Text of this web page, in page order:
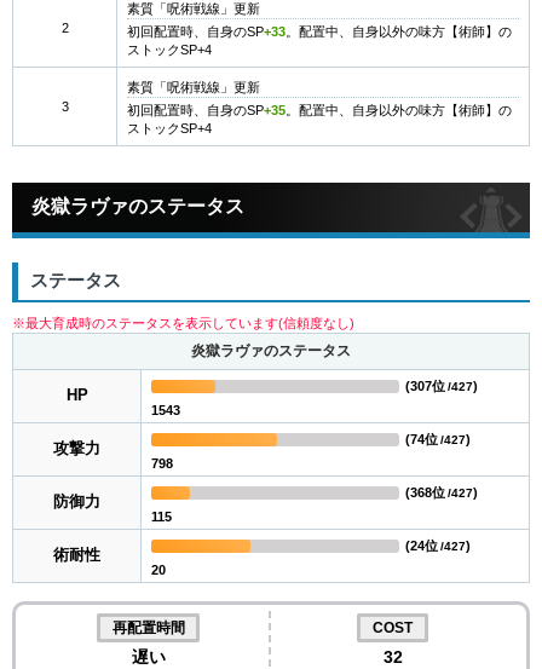
2
素質「呪術戦線」更新
初回配置時、自身のSP+33。配置中、自身以外の味方【術師】の
ストックSP+4
3
素質「呪術戦線」更新
初回配置時、自身のSP+35。配置中、自身以外の味方【術師】の
ストックSP+4
炎獄ラヴァのステータス
ステータス
※最大育成時のステータスを表示しています(信頼度なし)
炎獄ラヴァのステータス
HP
1543
(307位/427)
攻撃力
798
(74位/427)
防御力
115
(368位/427)
術耐性
20
(24位/427)
再配置時間
遅い
COST
32